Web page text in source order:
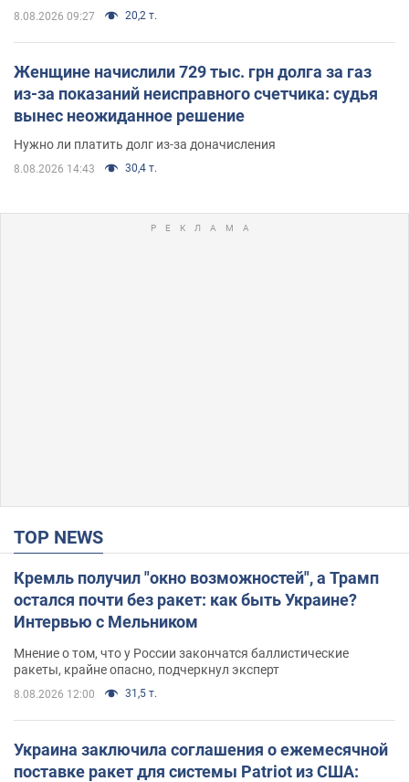
8.08.2026 09:27 20,2 т.
Женщине начислили 729 тыс. грн долга за газ
из-за показаний неисправного счетчика: судья
вынес неожиданное решение
Нужно ли платить долг из-за доначисления
8.08.2026 14:43 30,4 т.
TOP NEWS
Кремль получил "окно возможностей", а Трамп
остался почти без ракет: как быть Украине?
Интервью с Мельником
Мнение о том, что у России закончатся баллистические
ракеты, крайне опасно, подчеркнул эксперт
8.08.2026 12:00 31,5 т.
Украина заключила соглашения о ежемесячной
поставке ракет для системы Patriot из США: